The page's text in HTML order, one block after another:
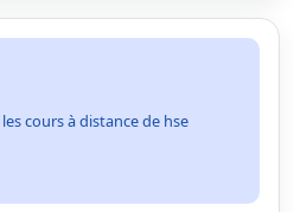
cours à distance de hse